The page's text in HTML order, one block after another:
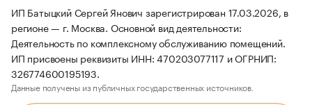
ИП Батыцкий Сергей Янович зарегистрирован 17.03.2026, в
регионе — г. Москва. Основной вид деятельности:
Деятельность по комплексному обслуживанию помещений.
ИП присвоены реквизиты ИНН: 470203077117 и ОГРНИП:
326774600195193.
Данные получены из публичных государственных источников.